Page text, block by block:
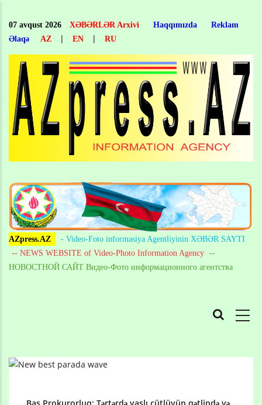
main
content
07 avqust 2026 XƏBƏRLƏR Arxivi Haqqımızda
Reklam
Əlaqə
AZ | EN | RU
AZpress.AZ
- Video-Foto informasiya Agentliyinin XƏBƏR SAYTI
-- NEWS WEBSITE of Video-Photo Information Agency --
НОВОСТНОЙ САЙТ Видео-Фото информационного агентства
Breadcrumb